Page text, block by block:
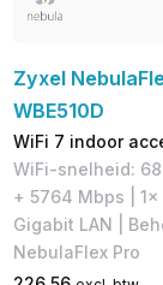
Zyxel
WBE510D
WiFi 7 indoor
WiFi-snelheid:
+ 5764 Mbps | 1x
Gigabit LAN |
NebulaFlex Pro